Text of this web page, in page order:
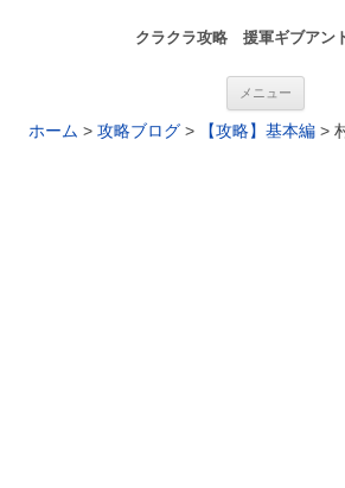
クラクラ攻略 援軍ギブアン
メニュー
ホーム > 攻略ブログ > 【攻略】基本編 >